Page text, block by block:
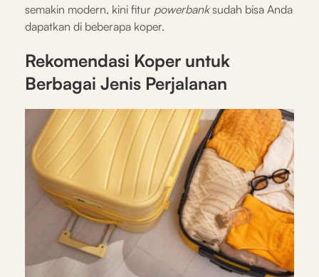
semakin modern, kini fitur powerbanksudah bisa Anda
dapatkan di beberapa koper.
Rekomendasi Koper untuk
Berbagai Jenis Perjalanan